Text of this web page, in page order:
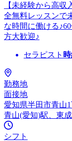
【未経験から高
全無料レッスンで
な時間に働ける
方大歓迎♪
セラピスト
勤務地
面接地
愛知県半田市青山
青山(愛知)駅、東
シフト